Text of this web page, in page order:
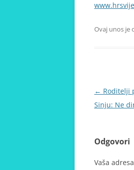
Ovaj unos je
Navigacija
objava
← Roditelji
Sinju: Ne
Odgovori
Vaša